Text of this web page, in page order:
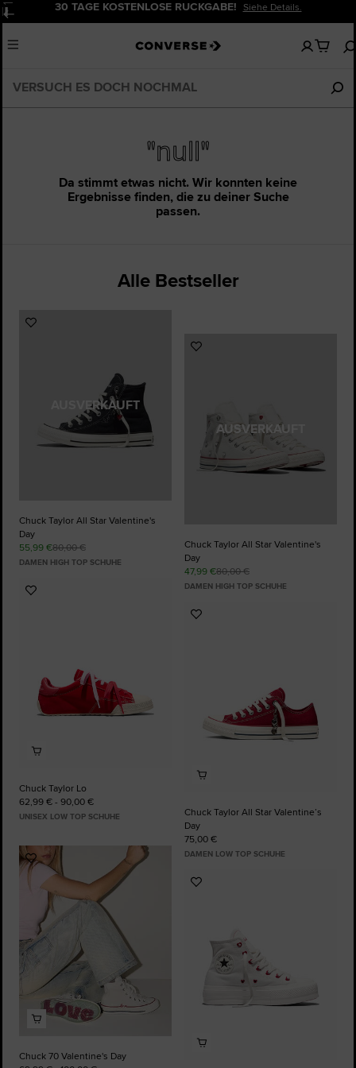
Pause 30 TAGE KOSTENLOSE RÜCKGABE! Siehe Details.
Menu
Keine
artikel
deinem
"null"
Da stimmt etwas nicht. Wir konnten keine
Ergebnisse finden, die zu deiner Suche
passen.
Alle Bestseller
AUSVERKAUFT
Zu
Chuck Taylor All Star Valentine's
Day
55,99 €80,00 €
DAMEN HIGH TOP SCHUHE
AUSVERKAUFT
Zu
Chuck Taylor All Star Valentine's
Day
47,99 €80,00 €
DAMEN HIGH TOP SCHUHE
Zu
Chuck Taylor Lo
62,99 € - 90,00 €
UNISEX LOW TOP SCHUHE
Zu
Chuck Taylor All Star Valentine’s
Day
75,00 €
DAMEN LOW TOP SCHUHE
Zu
Favoriten
hinzufügen
Chuck 70 Valentine's Day
Zu